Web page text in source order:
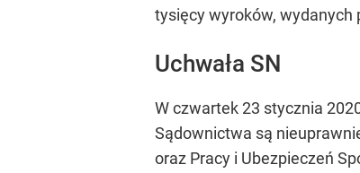
tysięcy wyroków, wydanych
Uchwała SN
W czwartek 23 stycznia
Sądownictwa są
oraz Pracy i Ubezpieczeń